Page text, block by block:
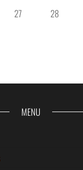
27 28
MENU